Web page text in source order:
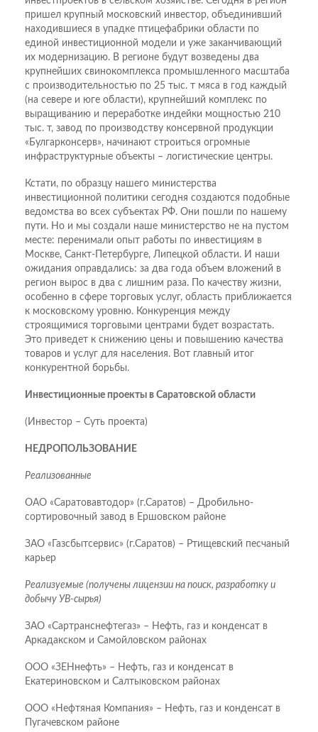
пришел крупный московский инвестор, объединивший
находившиеся в упадке птицефабрики области по
единой инвестиционной модели и уже заканчивающий
их модернизацию. В регионе будут возведены два
крупнейших свинокомплекса промышленного масштаба
с производительностью по 25 тыс. т мяса в год каждый
(на севере и юге области), крупнейший комплекс по
выращиванию и переработке индейки мощностью 210
тыс. т, завод по производству консервной продукции
«Булгарконсерв», начинают строиться огромные
инфраструктурные объекты – логистические центры.
Кстати, по образцу нашего министерства
инвестиционной политики сегодня создаются подобные
ведомства во всех субъектах РФ. Они пошли по нашему
пути. Но и мы создали наше министерство не на пустом
месте: перенимали опыт работы по инвестициям в
Москве, Санкт-Петербурге, Липецкой области. И наши
ожидания оправдались: за два года объем вложений в
регион вырос в два с лишним раза. По качеству жизни,
особенно в сфере торговых услуг, область приближается
к московскому уровню. Конкуренция между
строящимися торговыми центрами будет возрастать.
Это приведет к снижению цены и повышению качества
товаров и услуг для населения. Вот главный итог
конкурентной борьбы.
Инвестиционные проекты в Саратовской области
(Инвестор – Суть проекта)
НЕДРОПОЛЬЗОВАНИЕ
Реализованные
ОАО «Саратовавтодор» (г.Саратов) – Дробильно-
сортировочный завод в Ершовском районе
ЗАО «Газсбытсервис» (г.Саратов) – Ртищевский песчаный
карьер
Реализуемые (получены лицензии на поиск, разработку и
добычу УВ-сырья)
ЗАО «Сартранснефтегаз» – Нефть, газ и конденсат в
Аркадакском и Самойловском районах
ООО «ЗЕНнефть» – Нефть, газ и конденсат в
Екатериновском и Салтыковском районах
ООО «Нефтяная Компания» – Нефть, газ и конденсат в
Пугачевском районе